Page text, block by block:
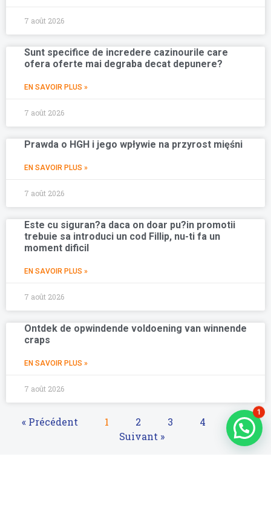
7 août 2026
Sunt specifice de incredere cazinourile care
ofera oferte mai degraba decat depunere?
EN SAVOIR PLUS »
7 août 2026
Prawda o HGH i jego wpływie na przyrost mięśni
EN SAVOIR PLUS »
7 août 2026
Este cu siguran?a daca on doar pu?in promotii
trebuie sa introduci un cod Fillip, nu-ti fa un
moment dificil
EN SAVOIR PLUS »
7 août 2026
Ontdek de opwindende voldoening van winnende
craps
EN SAVOIR PLUS »
7 août 2026
« Précédent 1 2 3 4
5
Suivant »
1